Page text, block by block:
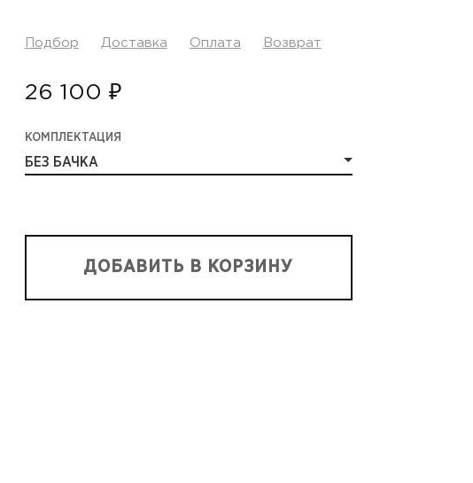
Подбор Доставка Оплата Возврат
26 100 ₽
КОМПЛЕКТАЦИЯ
БЕЗ БАЧКА
ДОБАВИТЬ В КОРЗИНУ